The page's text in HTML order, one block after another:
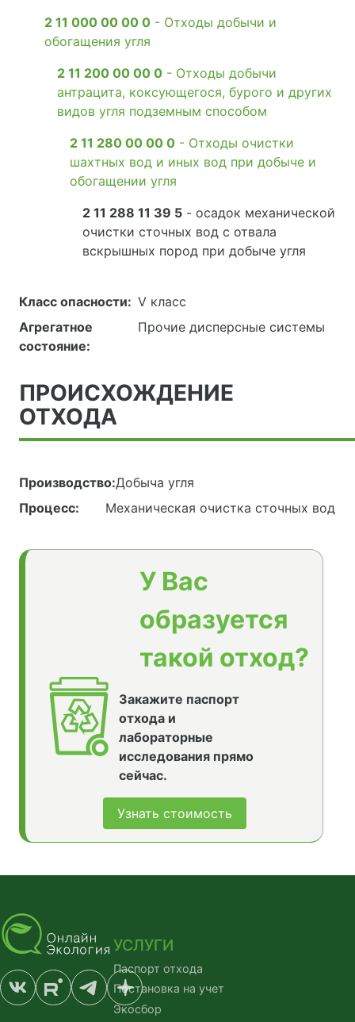
2 11 000 00 00 0 - Отходы добычи и
обогащения угля
2 11 200 00 00 0 - Отходы добычи
антрацита, коксующегося, бурого и других
видов угля подземным способом
2 11 280 00 00 0 - Отходы очистки
шахтных вод и иных вод при добыче и
обогащении угля
2 11 288 11 39 5 - осадок механической
очистки сточных вод с отвала
вскрышных пород при добыче угля
Класс опасности: V класс
Агрегатное
состояние:
Прочие дисперсные системы
ПРОИСХОЖДЕНИЕ
ОТХОДА
Производство:Добыча угля
Процесс:
Механическая очистка сточных вод
У Вас
образуется
такой отход?
Закажите паспорт
отхода и
лабораторные
исследования прямо
сейчас.
Узнать стоимость
УСЛУГИ
Паспорт отхода
Постановка на учет
Экосбор